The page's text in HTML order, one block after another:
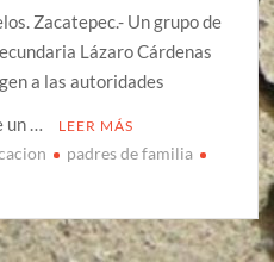
Zacatepec.- Un grupo de
Lázaro Cárdenas
a las autoridades
un …
LEER MÁS
padres de familia